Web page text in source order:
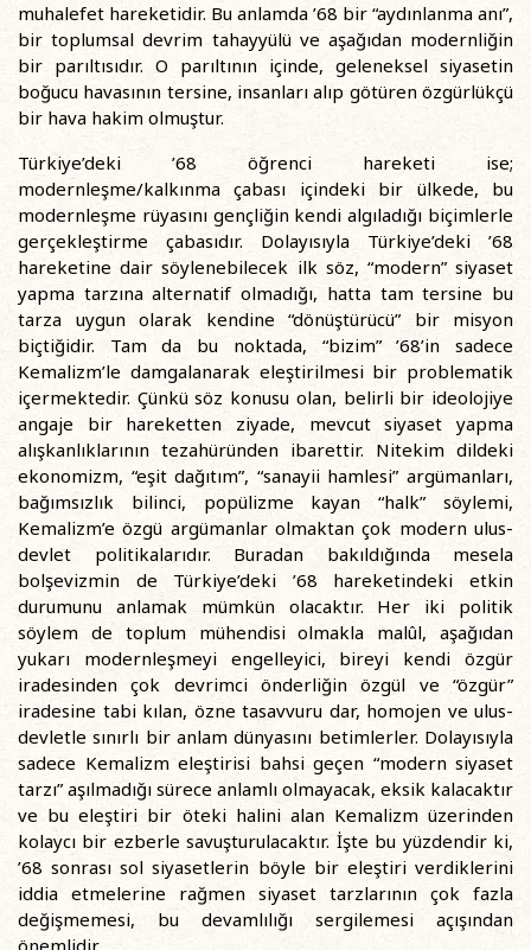
muhalefet hareketidir. Bu anlamda ’68 bir “aydınlanma anı”,
bir toplumsal devrim tahayyülü ve aşağıdan modernliğin
bir parıltısıdır. O parıltının içinde, geleneksel siyasetin
boğucu havasının tersine, insanları alıp götüren özgürlükçü
bir hava hakim olmuştur.
Türkiye’deki ’68 öğrenci hareketi ise;
modernleşme/kalkınma çabası içindeki bir ülkede, bu
modernleşme rüyasını gençliğin kendi algıladığı biçimlerle
gerçekleştirme çabasıdır. Dolayısıyla Türkiye’deki ’68
hareketine dair söylenebilecek ilk söz, “modern” siyaset
yapma tarzına alternatif olmadığı, hatta tam tersine bu
tarza uygun olarak kendine “dönüştürücü” bir misyon
biçtiğidir. Tam da bu noktada, “bizim” ’68’in sadece
Kemalizm’le damgalanarak eleştirilmesi bir problematik
içermektedir. Çünkü söz konusu olan, belirli bir ideolojiye
angaje bir hareketten ziyade, mevcut siyaset yapma
alışkanlıklarının tezahüründen ibarettir. Nitekim dildeki
ekonomizm, “eşit dağıtım”, “sanayii hamlesi” argümanları,
bağımsızlık bilinci, popülizme kayan “halk” söylemi,
Kemalizm’e özgü argümanlar olmaktan çok modern ulus-
devlet politikalarıdır. Buradan bakıldığında mesela
bolşevizmin de Türkiye’deki ’68 hareketindeki etkin
durumunu anlamak mümkün olacaktır. Her iki politik
söylem de toplum mühendisi olmakla malûl, aşağıdan
yukarı modernleşmeyi engelleyici, bireyi kendi özgür
iradesinden çok devrimci önderliğin özgül ve “özgür”
iradesine tabi kılan, özne tasavvuru dar, homojen ve ulus-
devletle sınırlı bir anlam dünyasını betimlerler. Dolayısıyla
sadece Kemalizm eleştirisi bahsi geçen “modern siyaset
tarzı” aşılmadığı sürece anlamlı olmayacak, eksik kalacaktır
ve bu eleştiri bir öteki halini alan Kemalizm üzerinden
kolaycı bir ezberle savuşturulacaktır. İşte bu yüzdendir ki,
’68 sonrası sol siyasetlerin böyle bir eleştiri verdiklerini
iddia etmelerine rağmen siyaset tarzlarının çok fazla
değişmemesi, bu devamlılığı sergilemesi açışından
önemlidir.